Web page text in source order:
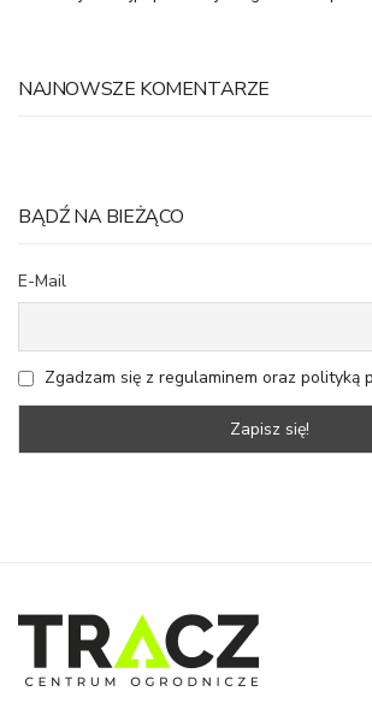
NAJNOWSZE KOMENTARZE
BĄDŹ NA BIEŻĄCO
E-Mail
Zgadzam się z regulaminem oraz polityką